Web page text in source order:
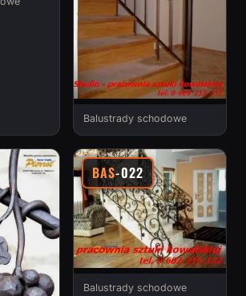
Balustrady schodowe
BAS-022
Balustrady schodowe